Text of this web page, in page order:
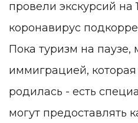
провели экскурсий на
коронавирус
Пока туризм на
иммиграцией,
родилась - есть
могут предоставлять